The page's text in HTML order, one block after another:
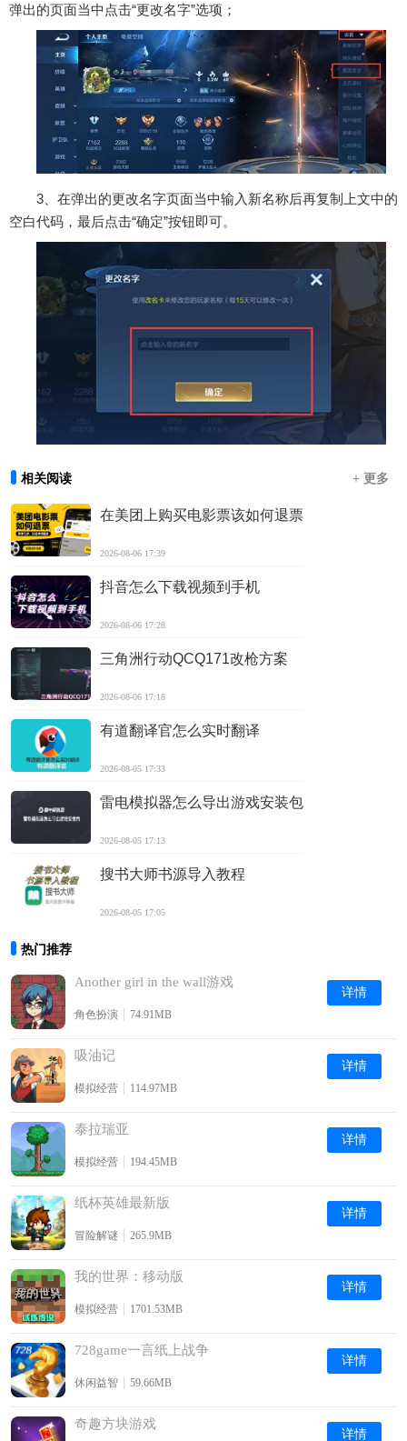
弹出的页面当中点击“更改名字”选项；
3、在弹出的更改名字页面当中输入新名称后再复制上文中的
空白代码，最后点击“确定”按钮即可。
相关阅读 + 更多
在美团上购买电影票该如何退票
2026-08-06 17:39
抖音怎么下载视频到手机
2026-08-06 17:28
三角洲行动QCQ171改枪方案
2026-08-06 17:18
有道翻译官怎么实时翻译
2026-08-05 17:33
雷电模拟器怎么导出游戏安装包
2026-08-05 17:13
搜书大师书源导入教程
2026-08-05 17:05
热门推荐
Another girl in the wall游戏
角色扮演 74.91MB
详情
吸油记
模拟经营 114.97MB
详情
泰拉瑞亚
模拟经营 194.45MB
详情
纸杯英雄最新版
冒险解谜 265.9MB
详情
我的世界：移动版
模拟经营 1701.53MB
详情
728game一言纸上战争
休闲益智 59.66MB
详情
奇趣方块游戏
详情